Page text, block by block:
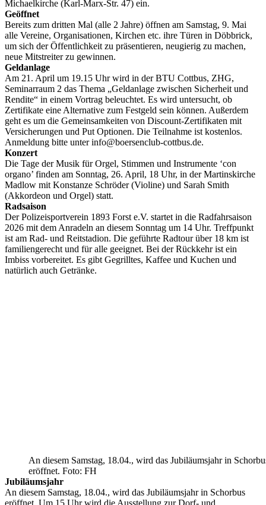
Michaelkirche (Karl-Marx-Str. 47) ein.
Geöffnet
Bereits zum dritten Mal (alle 2 Jahre) öffnen am Samstag, 9. Mai
alle Vereine, Organisationen, Kirchen etc. ihre Türen in Döbbrick,
um sich der Öffentlichkeit zu präsentieren, neugierig zu machen,
neue Mitstreiter zu gewinnen.
Geldanlage
Am 21. April um 19.15 Uhr wird in der BTU Cottbus, ZHG,
Seminarraum 2 das Thema „Geldanlage zwischen Sicherheit und
Rendite“ in einem Vortrag beleuchtet. Es wird untersucht, ob
Zertifikate eine Alternative zum Festgeld sein können. Außerdem
geht es um die Gemeinsamkeiten von Discount-Zertifikaten mit
Versicherungen und Put Optionen. Die Teilnahme ist kostenlos.
Anmeldung bitte unter info@boersenclub-cottbus.de.
Konzert
Die Tage der Musik für Orgel, Stimmen und Instrumente ‘con
organo’ finden am Sonntag, 26. April, 18 Uhr, in der Martinskirche
Madlow mit Konstanze Schröder (Violine) und Sarah Smith
(Akkordeon und Orgel) statt.
Radsaison
Der Polizeisportverein 1893 Forst e.V. startet in die Radfahrsaison
2026 mit dem Anradeln an diesem Sonntag um 14 Uhr. Treffpunkt
ist am Rad- und Reitstadion. Die geführte Radtour über 18 km ist
familiengerecht und für alle geeignet. Bei der Rückkehr ist ein
Imbiss vorbereitet. Es gibt Gegrilltes, Kaffee und Kuchen und
natürlich auch Getränke.
An diesem Samstag, 18.04., wird das Jubiläumsjahr in
eröffnet. Foto: FH
Jubiläumsjahr
An diesem Samstag, 18.04., wird das Jubiläumsjahr in Schorbus
eröffnet. Um 15 Uhr wird die Ausstellung zur Dorf- und